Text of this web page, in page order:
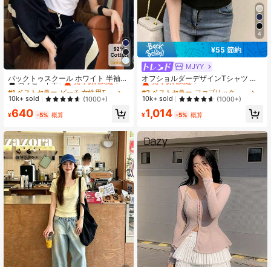
バックトゥスクール ホワイト 半袖T
シャツ レディース 多用途クロップト
ップ セクシー シック スタイリッシ
ュ カジュアル
#1 ベストセラー
ビーチ 女性用Tシャツ
高リピート率
売り切れ間近！
#1 ベストセラー
ビーチ 女性用Tシャツ
高リピート率
売り切れ間近！
#1 ベストセラー
ビーチ 女性用Tシャツ
高リピート率
売り切れ間近！
#1 ベストセラー
高リピート率
売り切れ間近！
10k+ sold (1000+)
¥640 -5% 概算
4
¥55 節約
MJYY
オフショルダーデザインTシャツ レ
ディース、ミニマリスト 半袖トップ
夏カジュアル ブラック、クリーンガ
ール美学
#2 ベストセラー
売り切れ間近！
#2 ベストセラー
売り切れ間近！
#2 ベストセラー
売り切れ間近！
#2 ベストセラー
売り切れ間近！
10k+ sold (1000+)
¥1,014 -5% 概算